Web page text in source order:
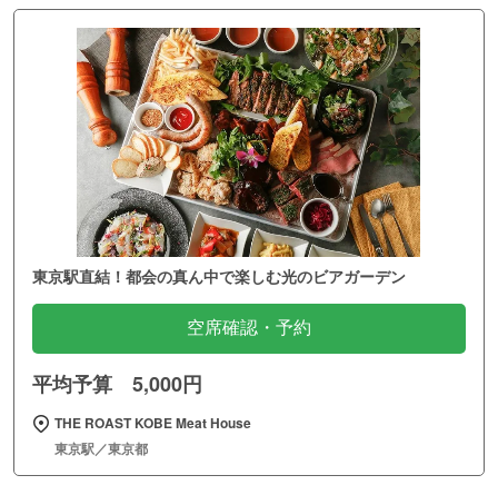
東京駅直結！都会の真ん中で楽しむ光のビアガーデン
空席確認・予約
平均予算 5,000円
THE ROAST KOBE Meat House
東京駅／東京都